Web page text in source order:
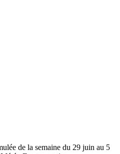
de la semaine du 29 juin au 5